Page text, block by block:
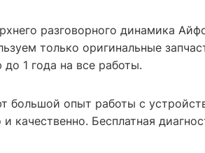
разговорного динамика
только оригинальные
1 года на все работы.
большой опыт работы с
качественно. Бесплатная